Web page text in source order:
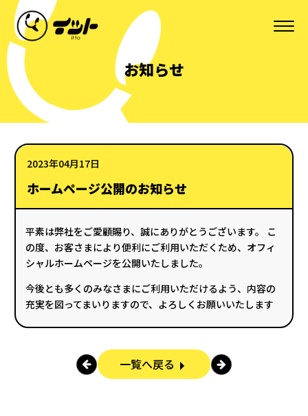
お知らせ
ホームページ公開のお知らせ
2023年04月17日
平素は弊社をご愛顧賜り、誠にありがとうございます。 こ
の度、お客さまにより便利にご利用いただくため、オフィ
シャルホームページを公開いたしました。
今後とも多くのみなさまにご利用いただけるよう、内容の
充実を図ってまいりますので、よろしくお願いいたします
一覧へ戻る